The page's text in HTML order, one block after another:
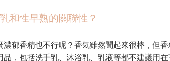
和性早熟的關聯性？
濃郁香精也不行呢？香氣雖然聞起來很棒，但
品，包括洗手乳、沐浴乳、乳液等都不建議用